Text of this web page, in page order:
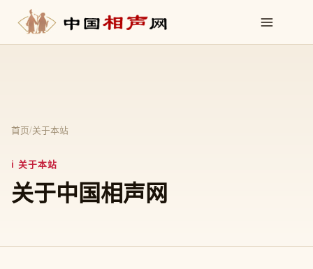
首页/关于本站
ℹ 关于本站
关于中国相声网